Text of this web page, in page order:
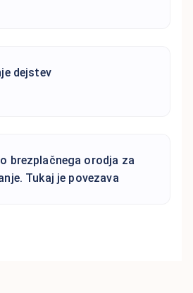
dejstev
brezplačnega orodja za
Tukaj je povezava